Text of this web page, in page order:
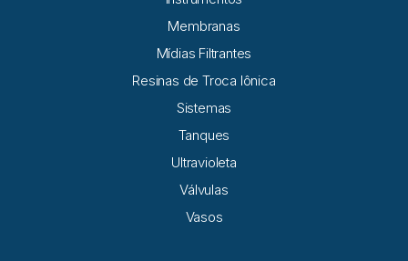
composto, este método é capaz de destruir as bactérias
Membranas
Mídias Filtrantes
Resinas de Troca Iônica
Sistemas
Tanques
Ultravioleta
Válvulas
Vasos